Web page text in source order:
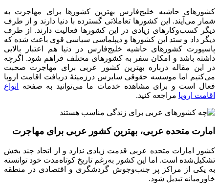
کشورهای حاشیه خلیج‌فارس بهترین کشورها برای مهاجرت به
شمار می‌آیند. این کشورها تعاملاتی گسترده با دنیا دارند و از طرف
دیگر کسب‌وکارهای زیادی در این کشورها فعالیت دارند. از طرف
دیگر داد و ستد این کشورها و دیپلماسی سیاسی قوی باعث شده که
پاسپورت کشورهای حاشیه خلیج‌فارس در دنیا هم اعتبار بالایی
داشته باشد و امکان سفر به کشورهای مختلف فراهم شود. اگرچه
در این مقاله درباره بهترین کشور عربی برای مهاجرت صحبت
می‌کنیم اما موسسه حقوقی سایرس درزمینهٔ دریافت اقامت اروپا
فعال است و برای مشاهده خدمات ما می‌توانید به صفحه
انواع
اقامت اروپا مراجعه کنید.
امارت متحده عربی، بهترین کشور عربی برای مهاجرت
کشور امارات متحده عربی قدمت زیادی ندارد و از اتحاد چند بخش
تشکیل‌شده است. اما این کشور به‌رغم تاریخ کوتاه‌مدت خود توانسته
به یکی از مراکز پر جنب‌وجوش گردشگری و اقتصادی در منطقه
خاورمیانه تبدیل شود.